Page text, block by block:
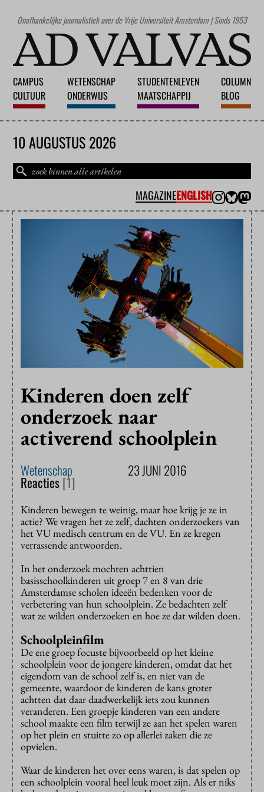
Onafhankelijke journalistiek over de Vrije Universiteit Amsterdam | Sinds 1953
CAMPUS
CULTUUR
WETENSCHAP
ONDERWIJS
STUDENTENLEVEN
MAATSCHAPPIJ
COLUMN
BLOG
10 AUGUSTUS 2026
MAGAZINEENGLISH
Kinderen doen zelf
onderzoek naar
activerend schoolplein
Wetenschap 23 JUNI 2016
Reacties[1]
Kinderen bewegen te weinig, maar hoe krijg je ze in
actie? We vragen het ze zelf, dachten onderzoekers van
het VU medisch centrum en de VU. En ze kregen
verrassende antwoorden.
In het onderzoek mochten achttien
basisschoolkinderen uit groep 7 en 8 van drie
Amsterdamse scholen ideeën bedenken voor de
verbetering van hun schoolplein. Ze bedachten zelf
wat ze wilden onderzoeken en hoe ze dat wilden doen.
Schoolpleinfilm
De ene groep focuste bijvoorbeeld op het kleine
schoolplein voor de jongere kinderen, omdat dat het
eigendom van de school zelf is, en niet van de
gemeente, waardoor de kinderen de kans groter
achtten dat daar daadwerkelijk iets zou kunnen
veranderen. Een groepje kinderen van een andere
school maakte een film terwijl ze aan het spelen waren
op het plein en stuitte zo op allerlei zaken die ze
opvielen.
Waar de kinderen het over eens waren, is dat spelen op
een schoolplein vooral heel leuk moet zijn. Als er niks